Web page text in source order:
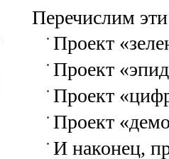
Перечислим
Проект
Проект
Проект
Проект
И наконец,